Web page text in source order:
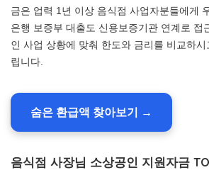
금은 업력 1년 이상 음식점 사업자분들에게
은행 보증부 대출도 신용보증기관 연계로 접
인 사업 상황에 맞춰 한도와 금리를 비교하
립니다.
숨은 환급액 찾아보기 →
음식점 사장님 소상공인 지원자금